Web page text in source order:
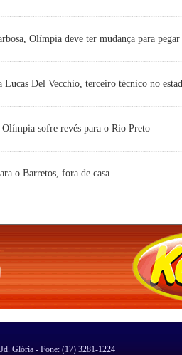
Olímpia deve ter mudança para pegar
Lucas Del Vecchio, terceiro técnico no
sofre revés para o Rio Preto
o Barretos, fora de casa
Glória - Fone: (17) 3281-1224